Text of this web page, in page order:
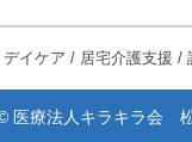
デイケア / 居宅介護支援 /
医療法人キラキラ会